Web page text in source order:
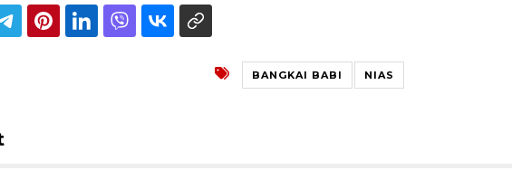
BANGKAI BABI NIAS